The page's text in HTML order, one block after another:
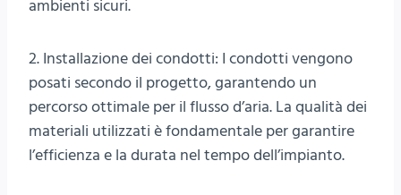
ambienti sicuri.
2. Installazione dei condotti: I condotti vengono
posati secondo il progetto, garantendo un
percorso ottimale per il flusso d’aria. La qualità dei
materiali utilizzati è fondamentale per garantire
l’efficienza e la durata nel tempo dell’impianto.